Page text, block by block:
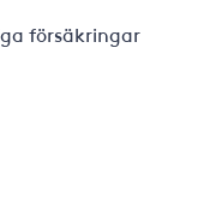
försäkringar